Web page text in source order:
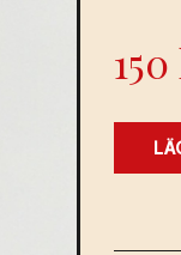
150